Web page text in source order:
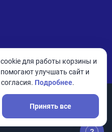
для работы корзины и
улучшать сайт и
Подробнее.
Принять все